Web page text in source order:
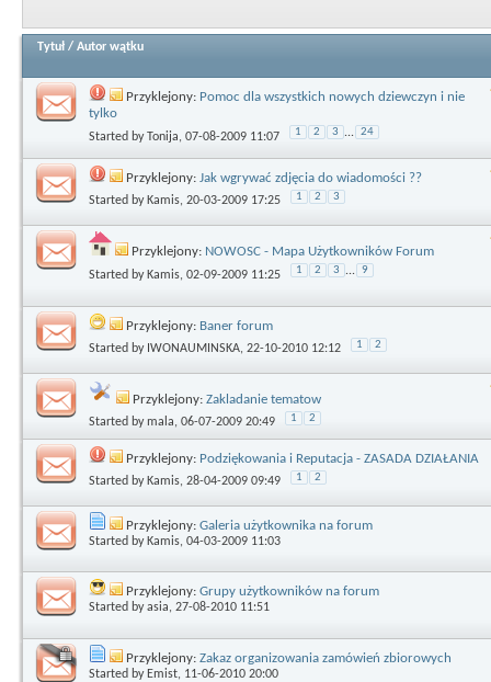
Tytuł / Autor wątku
Przyklejony: Pomoc dla wszystkich nowych dziewczyn i nie
tylko
Started byTonija, 07-08-2009 11:07 1 2 3 ... 24
Przyklejony: Jak wgrywać zdjęcia do wiadomości ??
Started by Kamis, 20-03-2009 17:25 1 2 3
Przyklejony: NOWOSC - Mapa Użytkowników Forum
Started by Kamis, 02-09-2009 11:25 1 2 3 ... 9
Przyklejony: Baner forum
Started by IWONAUMINSKA, 22-10-2010 12:12 1 2
Przyklejony: Zakladanie tematow
Started bymala, 06-07-2009 20:49 1 2
Przyklejony: Podziękowania i Reputacja - ZASADA DZIAŁANIA
Started by Kamis, 28-04-2009 09:49 1 2
Przyklejony: Galeria użytkownika na forum
Started by Kamis, 04-03-2009 11:03
Przyklejony: Grupy użytkowników na forum
Started byasia, 27-08-2010 11:51
Przyklejony: Zakaz organizowania zamówień zbiorowych
Started by Emist, 11-06-2010 20:00